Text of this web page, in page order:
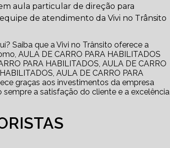
aula particular de direção para
de atendimento da Vivi no Trânsito
Saiba que a Vivi no Trânsito oferece a
AULA DE CARRO PARA HABILITADOS
PARA HABILITADOS, AULA DE CARRO
AULA DE CARRO PARA
graças aos investimentos da empresa
a satisfação do cliente e a excelência